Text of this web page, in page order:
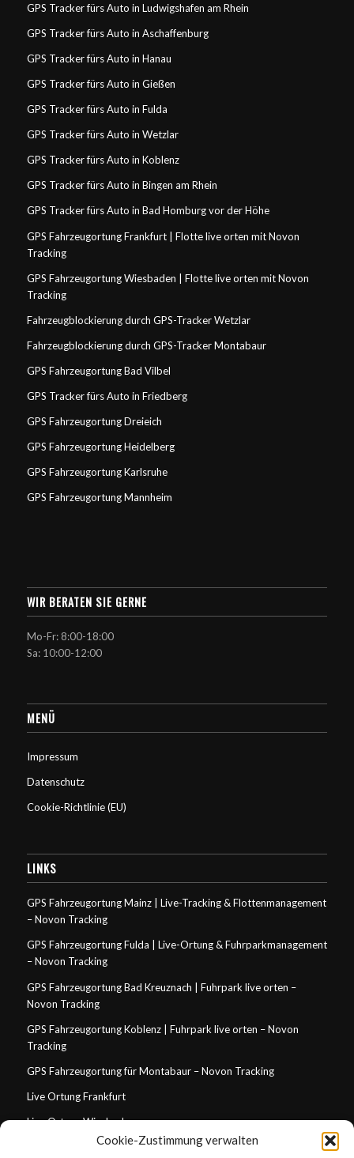
Cookie-Zustimmung verwalten
GPS Tracker fürs Auto in Ludwigshafen am Rhein
GPS Tracker fürs Auto in Aschaffenburg
GPS Tracker fürs Auto in Hanau
GPS Tracker fürs Auto in Gießen
GPS Tracker fürs Auto in Fulda
GPS Tracker fürs Auto in Wetzlar
GPS Tracker fürs Auto in Koblenz
GPS Tracker fürs Auto in Bingen am Rhein
GPS Tracker fürs Auto in Bad Homburg vor der Höhe
GPS Fahrzeugortung Frankfurt | Flotte live orten mit Novon
Tracking
GPS Fahrzeugortung Wiesbaden | Flotte live orten mit Novon
Tracking
Fahrzeugblockierung durch GPS-Tracker Wetzlar
Fahrzeugblockierung durch GPS-Tracker Montabaur
GPS Fahrzeugortung Bad Vilbel
GPS Tracker fürs Auto in Friedberg
GPS Fahrzeugortung Dreieich
GPS Fahrzeugortung Heidelberg
GPS Fahrzeugortung Karlsruhe
GPS Fahrzeugortung Mannheim
WIR BERATEN SIE GERNE
Mo-Fr: 8:00-18:00
Sa: 10:00-12:00
MENÜ
Impressum
Datenschutz
Cookie-Richtlinie (EU)
LINKS
GPS Fahrzeugortung Mainz | Live-Tracking & Flottenmanagement
– Novon Tracking
GPS Fahrzeugortung Fulda | Live-Ortung & Fuhrparkmanagement
– Novon Tracking
GPS Fahrzeugortung Bad Kreuznach | Fuhrpark live orten –
Novon Tracking
GPS Fahrzeugortung Koblenz | Fuhrpark live orten – Novon
Tracking
GPS Fahrzeugortung für Montabaur – Novon Tracking
Live Ortung Frankfurt
Live Ortung Wiesbaden
Live Ortung Mainz